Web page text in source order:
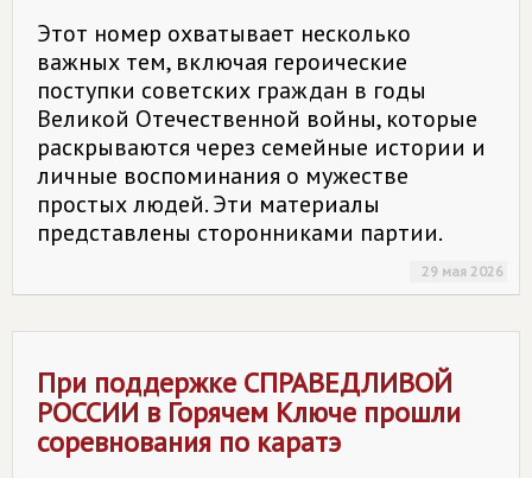
Этот номер охватывает несколько
важных тем, включая героические
поступки советских граждан в годы
Великой Отечественной войны, которые
раскрываются через семейные истории и
личные воспоминания о мужестве
простых людей. Эти материалы
представлены сторонниками партии.
29 мая 2026
При поддержке СПРАВЕДЛИВОЙ
РОССИИ в Горячем Ключе прошли
соревнования по каратэ